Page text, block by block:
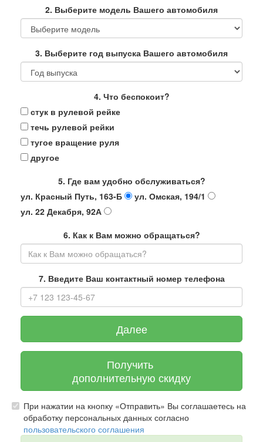
2. Выберите модель Вашего автомобиля
3. Выберите год выпуска Вашего автомобиля
4. Что беспокоит?
стук в рулевой рейке
течь рулевой рейки
тугое вращение руля
другое
5. Где вам удобно обслуживаться?
ул. Красный Путь, 163-Б
ул. Омская, 194/1
ул. 22 Декабря, 92А
6. Как к Вам можно обращаться?
7. Введите Ваш контактный номер телефона
Далее
Получить
дополнительную скидку
При нажатии на кнопку «Отправить» Вы соглашаетесь на
обработку персональных данных согласно
пользовательского соглашения